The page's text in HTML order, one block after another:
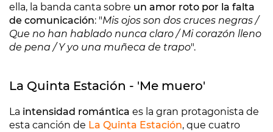
ella, la banda canta sobre un amor roto por la falta
de comunicación: "Mis ojos son dos cruces negras /
Que no han hablado nunca claro / Mi corazón lleno
de pena / Y yo una muñeca de trapo".
La Quinta Estación - 'Me muero'
La intensidad romántica es la gran protagonista de
esta canción de La Quinta Estación, que cuatro